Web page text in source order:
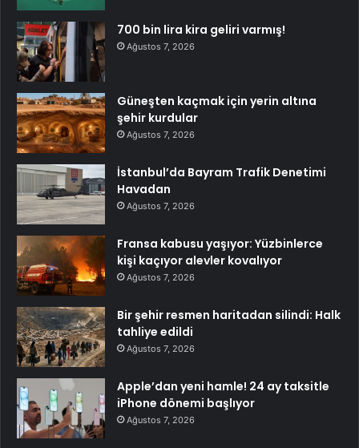
700 bin lira kira geliri varmış!
Ağustos 7, 2026
Güneşten kaçmak için yerin altına
şehir kurdular
Ağustos 7, 2026
İstanbul’da Bayram Trafik Denetimi
Havadan
Ağustos 7, 2026
Fransa kabusu yaşıyor: Yüzbinlerce
kişi kaçıyor alevler kovalıyor
Ağustos 7, 2026
Bir şehir resmen haritadan silindi: Halk
tahliye edildi
Ağustos 7, 2026
Apple’dan yeni hamle! 24 ay taksitle
iPhone dönemi başlıyor
Ağustos 7, 2026